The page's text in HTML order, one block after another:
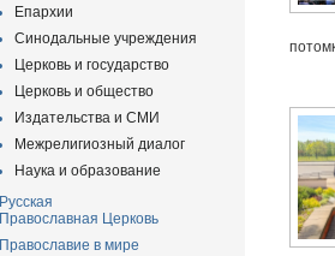
Епархии
Синодальные учреждения
Церковь и государство
Церковь и общество
Издательства и СМИ
Межрелигиозный диалог
Наука и образование
Русская
Православная Церковь
Православие в мире